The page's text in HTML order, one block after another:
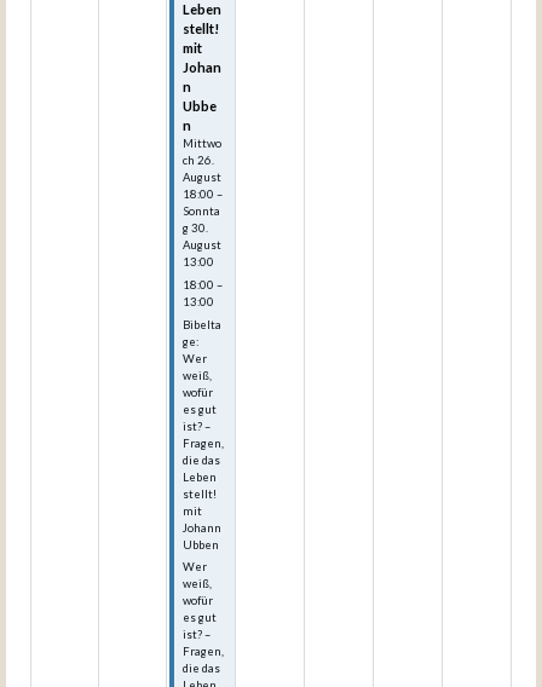
Leben
stellt!
mit
Johan
n
Ubbe
n
Mittwo
ch 26.
August
18:00 –
Sonnta
g30.
August
13:00
18:00 –
13:00
Bibelta
ge:
Wer
weiß,
wofür
es gut
ist? –
Fragen,
die das
Leben
stellt!
mit
Johann
Ubben
Wer
weiß,
wofür
es gut
ist? –
Fragen,
die das